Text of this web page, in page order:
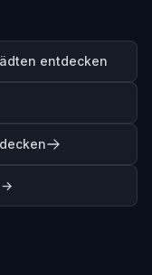
entdecken
→